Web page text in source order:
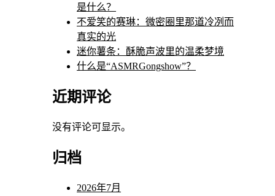
是什么？
不爱笑的赛琳：微密圈里那道冷冽而
真实的光
迷你薯条：酥脆声波里的温柔梦境
什么是“ASMRGongshow”？
近期评论
没有评论可显示。
归档
2026年7月